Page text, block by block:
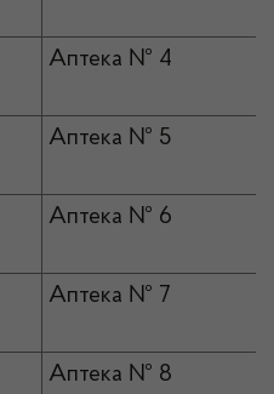
Аптека № 4
Аптека № 5
Аптека № 6
Аптека № 7
Аптека № 8